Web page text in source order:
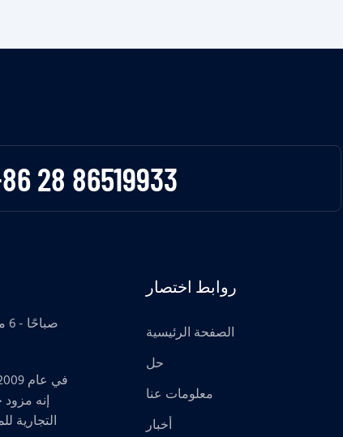
28 86519933
إنه
التجارية
روابط اختصار
الصفحة الرئيسية
حل
معلومات عنا
أخبار